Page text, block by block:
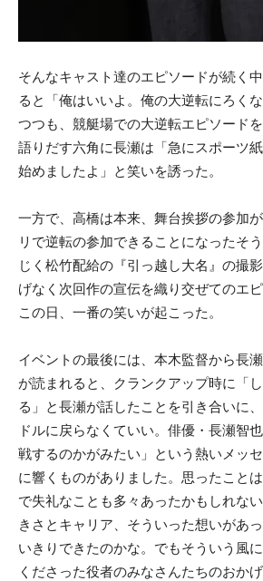
そんなキャスト達のエピソードが続く
ると「俺はいいよ。俺の大逆転にろく
つつも、競艇場での大逆転エピソード
語りだす六角に長瀬は「急にスポーツ
始めましたよ」と笑いを誘った。
一方で、高橋は本来、舞台挨拶の参加
リで逆転の参加できることになったそ
じく松竹配給の『引っ越し大名』の撮
げなく次回作の宣伝を織り交ぜてのエ
この日、一番の笑いが起こった。
イベントの最後には、本木監督から長
が読まれると、クランクアップ時に「
る」と長瀬が話したことを引き合いに
ドルに戻らなくていい。俳優・長瀬智
戦するのかがみたい」という熱いメッ
に響くものがありました。思ったこと
で失礼なことも多々あったかもしれな
きさとキャリア、そういった想いがあ
いきりできたのかな。でもそういう風
くださった役者のみなさんたちのおか